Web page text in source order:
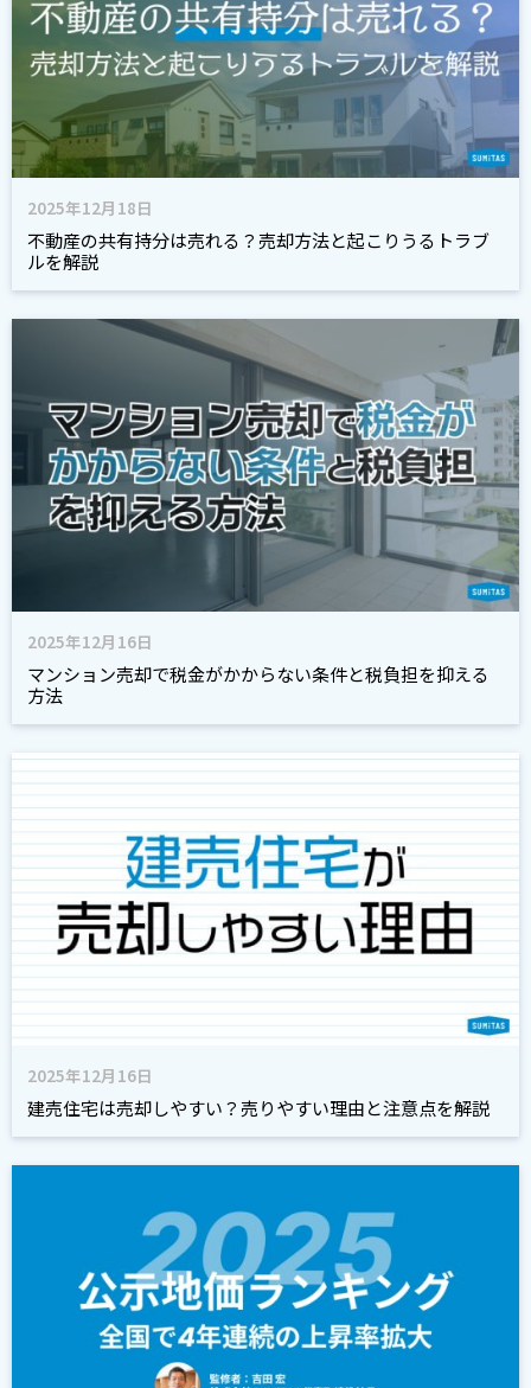
2025年12月18日
不動産の共有持分は売れる？売却方法と起こりうるトラブ
ルを解説
2025年12月16日
マンション売却で税金がかからない条件と税負担を抑える
方法
2025年12月16日
建売住宅は売却しやすい？売りやすい理由と注意点を解説